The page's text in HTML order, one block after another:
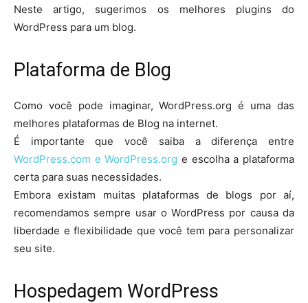
Neste artigo, sugerimos os melhores plugins do
WordPress para um blog.
Plataforma de Blog
Como você pode imaginar, WordPress.org é uma das
melhores plataformas de Blog na internet.
É importante que você saiba a diferença entre
WordPress.com e WordPress.org e escolha a plataforma
certa para suas necessidades.
Embora existam muitas plataformas de blogs por aí,
recomendamos sempre usar o WordPress por causa da
liberdade e flexibilidade que você tem para personalizar
seu site.
Hospedagem WordPress